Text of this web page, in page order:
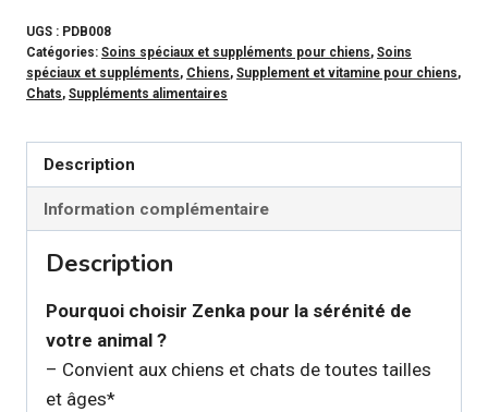
BIO
-
Supplément
chien
chat
UGS : PDB008
Catégories: Soins spéciaux et suppléments pour chiens, Soins
spéciaux et suppléments, Chiens, Supplement et vitamine pour chiens,
Chats, Suppléments alimentaires
Description
Information complémentaire
Description
Pourquoi choisir Zenka pour la sérénité de
votre animal ?
– Convient aux chiens et chats de toutes tailles
et âges*